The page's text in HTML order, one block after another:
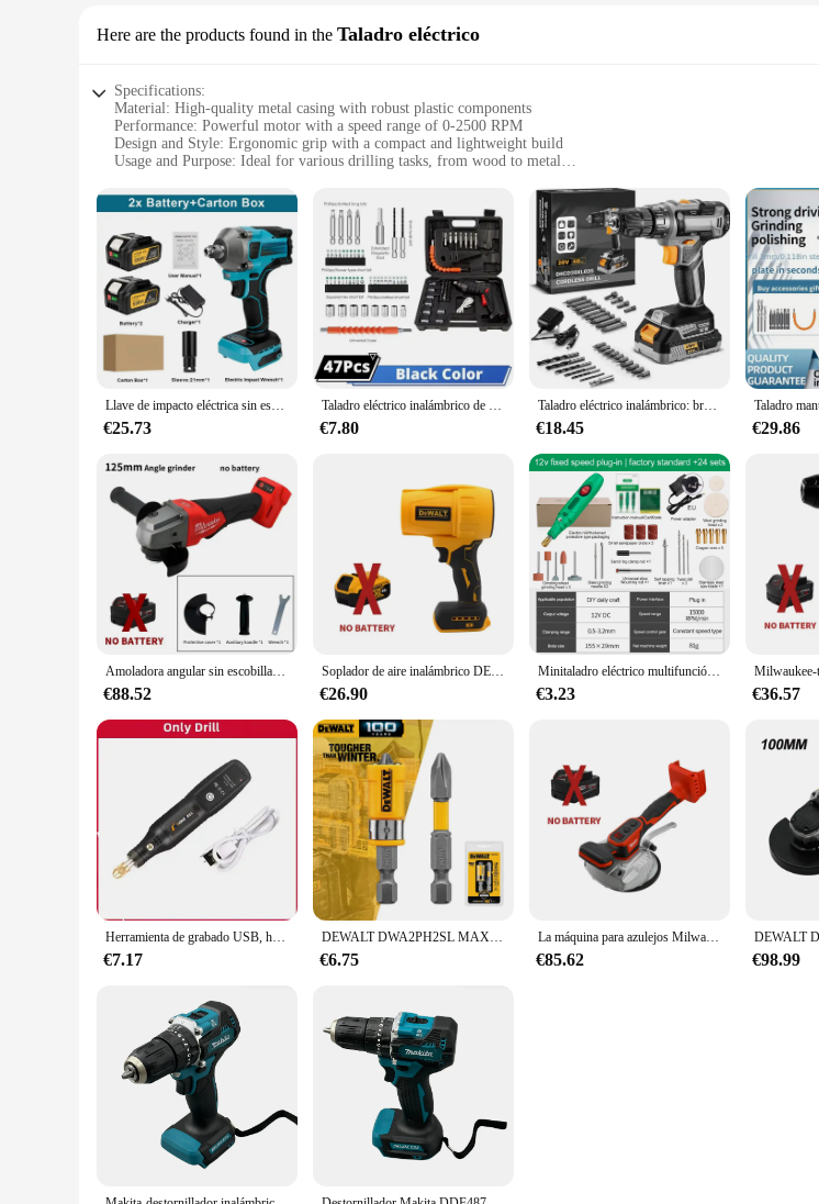
Here are the products found in the Taladro eléctrico
Specifications:
Material: High-quality metal casing with robust plastic components
Performance: Powerful motor with a speed range of 0-2500 RPM
Design and Style: Ergonomic grip with a compact and lightweight build
Usage and Purpose: Ideal for various drilling tasks, from wood to metal
Accessories: Comes with a versatile set of drill bits for diverse applications
Features:
**Unmatched Durability and Performance**
The herramienaa Taladro eléctrico is a testament to robust engineering and unwavering performance. Its high-
making it a reliable tool for both professional and DIY enthusiasts. The powerful motor delivers a speed
tasks with precision and ease. Whether you're drilling through wood, metal, or other materials, this electric drill
**Ergonomic Design and User-Friendly Features**
The herramienaa Taladro eléctrico boasts an ergonomic grip that minimizes hand fatigue during prolonged
strain on your arms and wrists. The design of this electric drill is not only functional but also stylish, making
straightforward operation that allows you to focus on your project without any unnecessary distractions.
**Versatile and Accessorized for Every Task**
bits are tailored to provide optimal performance. The drill is not only a powerful tool but also a smart
wide range of drilling tasks. With its adaptive scenario and accessories, this electric drill is the perfect choice
Llave de impacto eléctrica sin escobillas de torsión 1000N.M, llave inalámbrica de 1/2 pulgadas, destornillador, herramientas eléctricas para batería Makita de 18V
€25.73
Taladro eléctrico inalámbrico de 4,2 V, juego de herramientas eléctricas de reparación de mantenimiento del hogar, batería de litio de 1800mAh, Mini destornillador doméstico
€7.80
Taladro eléctrico inalámbrico: broca inalámbrica, juego de taladro eléctrico de 20V, juego de taladro inalámbrico con batería
€18.45 €29.86
Amoladora angular sin escobillas Milwaukee, 100 /125MM, 3 engranajes, pulido eléctrico inalámbrico, máquina cortadora de velocidad Variable, herramientas eléctricas de 18V
€88.52
Soplador de aire inalámbrico DEWALT, ventilador Turbo sin escobillas, ventilador violento, herramienta de soplado de polvo de empuje de 800G, batería recargable de 20V
€26.90
Minitaladro eléctrico multifunción de 100-240V, amoladora de pulido, pluma de grabado de madera de Jade DIY, herramientas eléctricas
€3.23 €36.57
Herramienta de grabado USB, herramienta Dremel, taladro inalámbrico, herramienta rotativa, Mini taladro eléctrico inalámbrico, máquina pulidora recargable
€7.17
DEWALT DWA2PH2SL MAXFIT PH2 Phillips Power Bit juego de fundas de controlador de impacto juego de brocas magnéticas pivotante accesorios de herramientas
€6.75
La máquina para azulejos Milwaukee controla inalámbrica la instalación de azulejos con succión ajustable, herramienta eléctrica para suelo de azulejos de pared de alta carga
€85.62 €98.99